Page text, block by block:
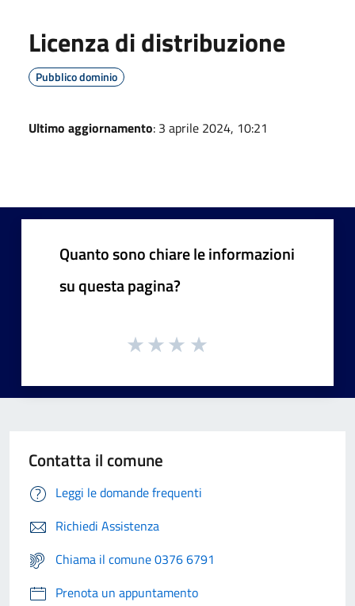
Licenza di distribuzione
Pubblico dominio
Ultimo aggiornamento: 3 aprile 2024, 10:21
Quanto sono chiare le informazioni
su questa pagina?
Contatta il comune
Leggi le domande frequenti
Richiedi Assistenza
Chiama il comune 0376 6791
Prenota un appuntamento